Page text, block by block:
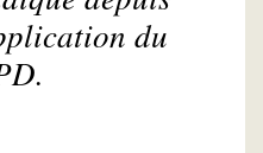
du